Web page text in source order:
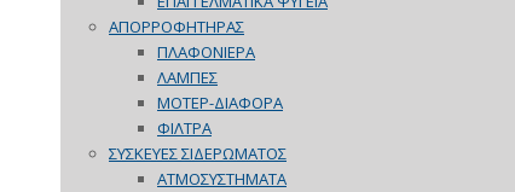
ΑΠΟΡΡΟΦΗΤΗΡΑΣ
ΠΛΑΦΟΝΙΕΡΑ
ΛΑΜΠΕΣ
ΜΟΤΕΡ-ΔΙΑΦΟΡΑ
ΦΙΛΤΡΑ
ΣΥΣΚΕΥΕΣ ΣΙΔΕΡΩΜΑΤΟΣ
ΑΤΜΟΣΥΣΤΗΜΑΤΑ